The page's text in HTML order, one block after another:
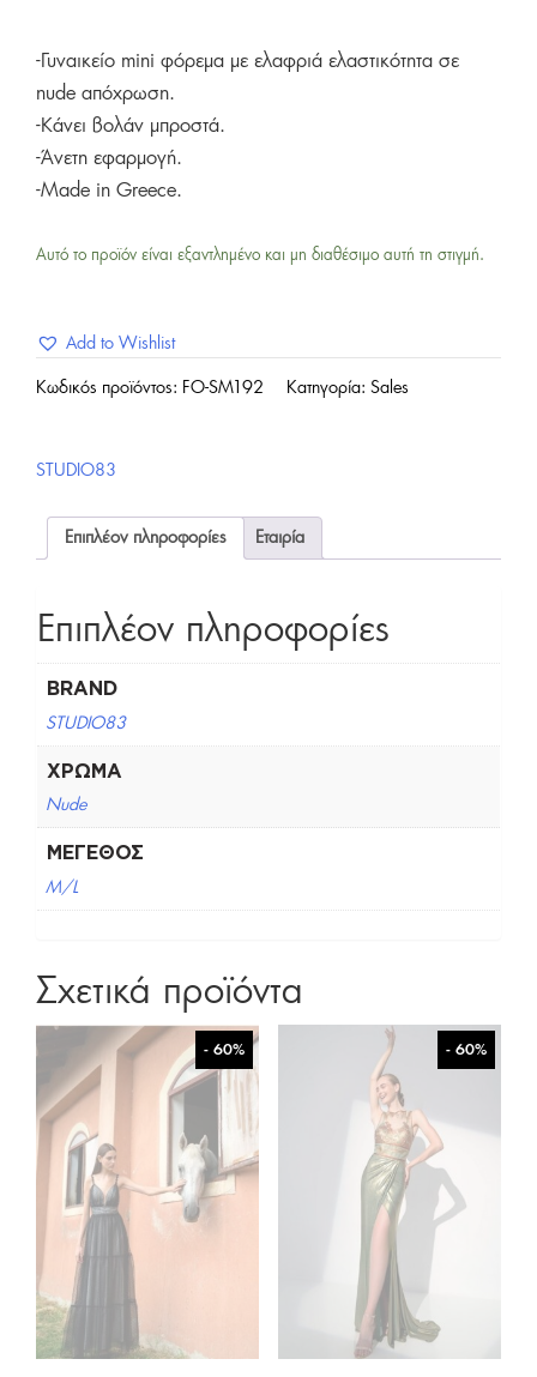
-Γυναικείο mini φόρεμα με ελαφριά ελαστικότητα σε
nude απόχρωση.
-Κάνει βολάν μπροστά.
-Άνετη εφαρμογή.
-Made in Greece.
Αυτό το προϊόν είναι εξαντλημένο και μη διαθέσιμο αυτή τη στιγμή.
Add to Wishlist
Κωδικός προϊόντος: FO-SM192 Κατηγορία: Sales
STUDIO83
Επιπλέον πληροφορίες Εταιρία
Επιπλέον πληροφορίες
BRAND
STUDIO83
ΧΡΏΜΑ
Nude
ΜΈΓΕΘΟΣ
M/L
Σχετικά προϊόντα
- 60% - 60%